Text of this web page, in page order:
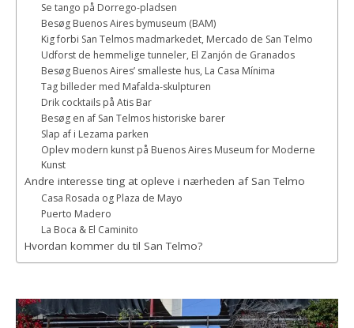
Se tango på Dorrego-pladsen
Besøg Buenos Aires bymuseum (BAM)
Kig forbi San Telmos madmarkedet, Mercado de San Telmo
Udforst de hemmelige tunneler, El Zanjón de Granados
Besøg Buenos Aires’ smalleste hus, La Casa Mínima
Tag billeder med Mafalda-skulpturen
Drik cocktails på Atis Bar
Besøg en af San Telmos historiske barer
Slap af i Lezama parken
Oplev modern kunst på Buenos Aires Museum for Moderne
Kunst
Andre interesse ting at opleve i nærheden af ​​San Telmo
Casa Rosada og Plaza de Mayo
Puerto Madero
La Boca & El Caminito
Hvordan kommer du til San Telmo?